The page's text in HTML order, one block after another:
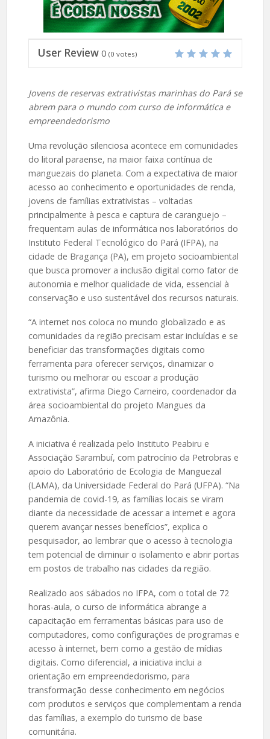
User Review 0 (0 votes)
Jovens de reservas extrativistas marinhas do Pará se
abrem para o mundo com curso de informática e
empreendedorismo
Uma revolução silenciosa acontece em comunidades
do litoral paraense, na maior faixa contínua de
manguezais do planeta. Com a expectativa de maior
acesso ao conhecimento e oportunidades de renda,
jovens de famílias extrativistas – voltadas
principalmente à pesca e captura de caranguejo –
frequentam aulas de informática nos laboratórios do
Instituto Federal Tecnológico do Pará (IFPA), na
cidade de Bragança (PA), em projeto socioambiental
que busca promover a inclusão digital como fator de
autonomia e melhor qualidade de vida, essencial à
conservação e uso sustentável dos recursos naturais.
“A internet nos coloca no mundo globalizado e as
comunidades da região precisam estar incluídas e se
beneficiar das transformações digitais como
ferramenta para oferecer serviços, dinamizar o
turismo ou melhorar ou escoar a produção
extrativista”, afirma Diego Carneiro, coordenador da
área socioambiental do projeto Mangues da
Amazônia.
A iniciativa é realizada pelo Instituto Peabiru e
Associação Sarambuí, com patrocínio da Petrobras e
apoio do Laboratório de Ecologia de Manguezal
(LAMA), da Universidade Federal do Pará (UFPA). “Na
pandemia de covid-19, as famílias locais se viram
diante da necessidade de acessar a internet e agora
querem avançar nesses benefícios”, explica o
pesquisador, ao lembrar que o acesso à tecnologia
tem potencial de diminuir o isolamento e abrir portas
em postos de trabalho nas cidades da região.
Realizado aos sábados no IFPA, com o total de 72
horas-aula, o curso de informática abrange a
capacitação em ferramentas básicas para uso de
computadores, como configurações de programas e
acesso à internet, bem como a gestão de mídias
digitais. Como diferencial, a iniciativa inclui a
orientação em empreendedorismo, para
transformação desse conhecimento em negócios
com produtos e serviços que complementam a renda
das famílias, a exemplo do turismo de base
comunitária.